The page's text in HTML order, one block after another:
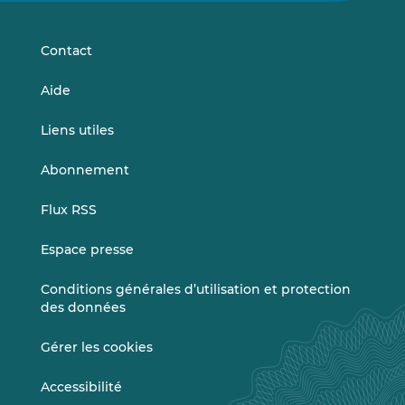
Contact
Aide
Liens utiles
Abonnement
Flux RSS
Espace presse
Conditions générales d’utilisation et protection
des données
Gérer les cookies
Accessibilité